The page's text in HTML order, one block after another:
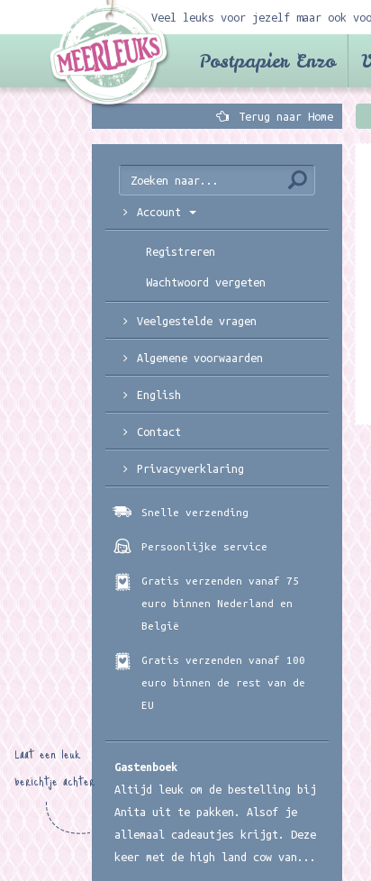
Veel leuks voor jezelf maar ook
Postpapier Enzo
Terug naar Home
Account
Registreren
Wachtwoord vergeten
Veelgestelde vragen
Algemene voorwaarden
English
Contact
Privacyverklaring
Snelle verzending
Persoonlijke service
Gratis verzenden vanaf 75
euro binnen Nederland en
België
Gratis verzenden vanaf 100
euro binnen de rest van de
EU
Gastenboek
Altijd leuk om de bestelling bij
Anita uit te pakken. Alsof je
allemaal cadeautjes krijgt. Deze
keer met de high land cow van...
Laat een leuk
berichtje achter